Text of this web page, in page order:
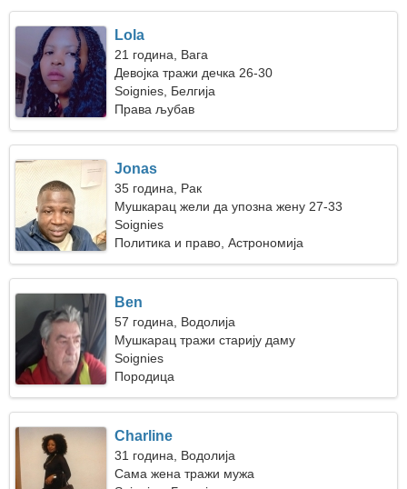
Lola
21 година, Вага
Девојка тражи дечка 26-30
Soignies, Белгија
Права љубав
Jonas
35 година, Рак
Мушкарац жели да упозна жену 27-33
Soignies
Политика и право, Астрономија
Ben
57 година, Водолија
Мушкарац тражи старију даму
Soignies
Породица
Charline
31 година, Водолија
Сама жена тражи мужа